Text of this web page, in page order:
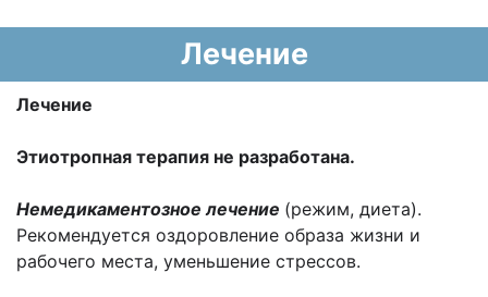
Лечение
Лечение
Этиотропная терапия не разработана.
Немедикаментозное лечение (режим, диета).
Рекомендуется оздоровление образа жизни и
рабочего места, уменьшение стрессов.